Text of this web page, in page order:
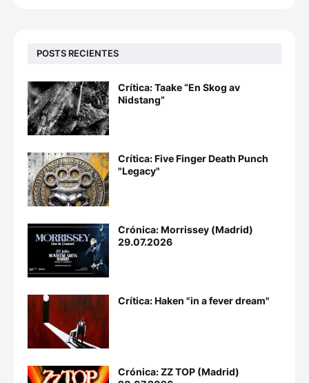
POSTS RECIENTES
Crítica: Taake “En Skog av
Nidstang”
Crítica: Five Finger Death Punch
"Legacy"
Crónica: Morrissey (Madrid)
29.07.2026
Crítica: Haken "in a fever dream"
Crónica: ZZ TOP (Madrid)